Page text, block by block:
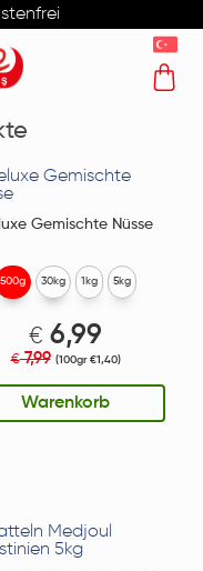
Gemischte Nüsse
500g
€ 6,99
€7,99 (100gr €1,40)
Warenkorb
30kg 1kg 5kg